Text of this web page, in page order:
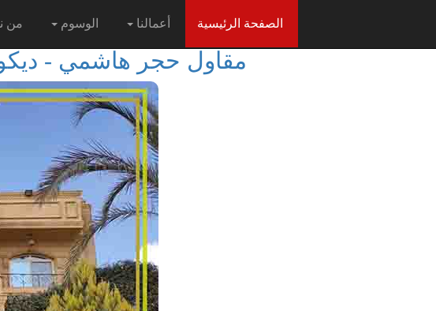
من الوسوم أعمالنا الصفحة الرئيسية
مقاول حجر هاشمي -